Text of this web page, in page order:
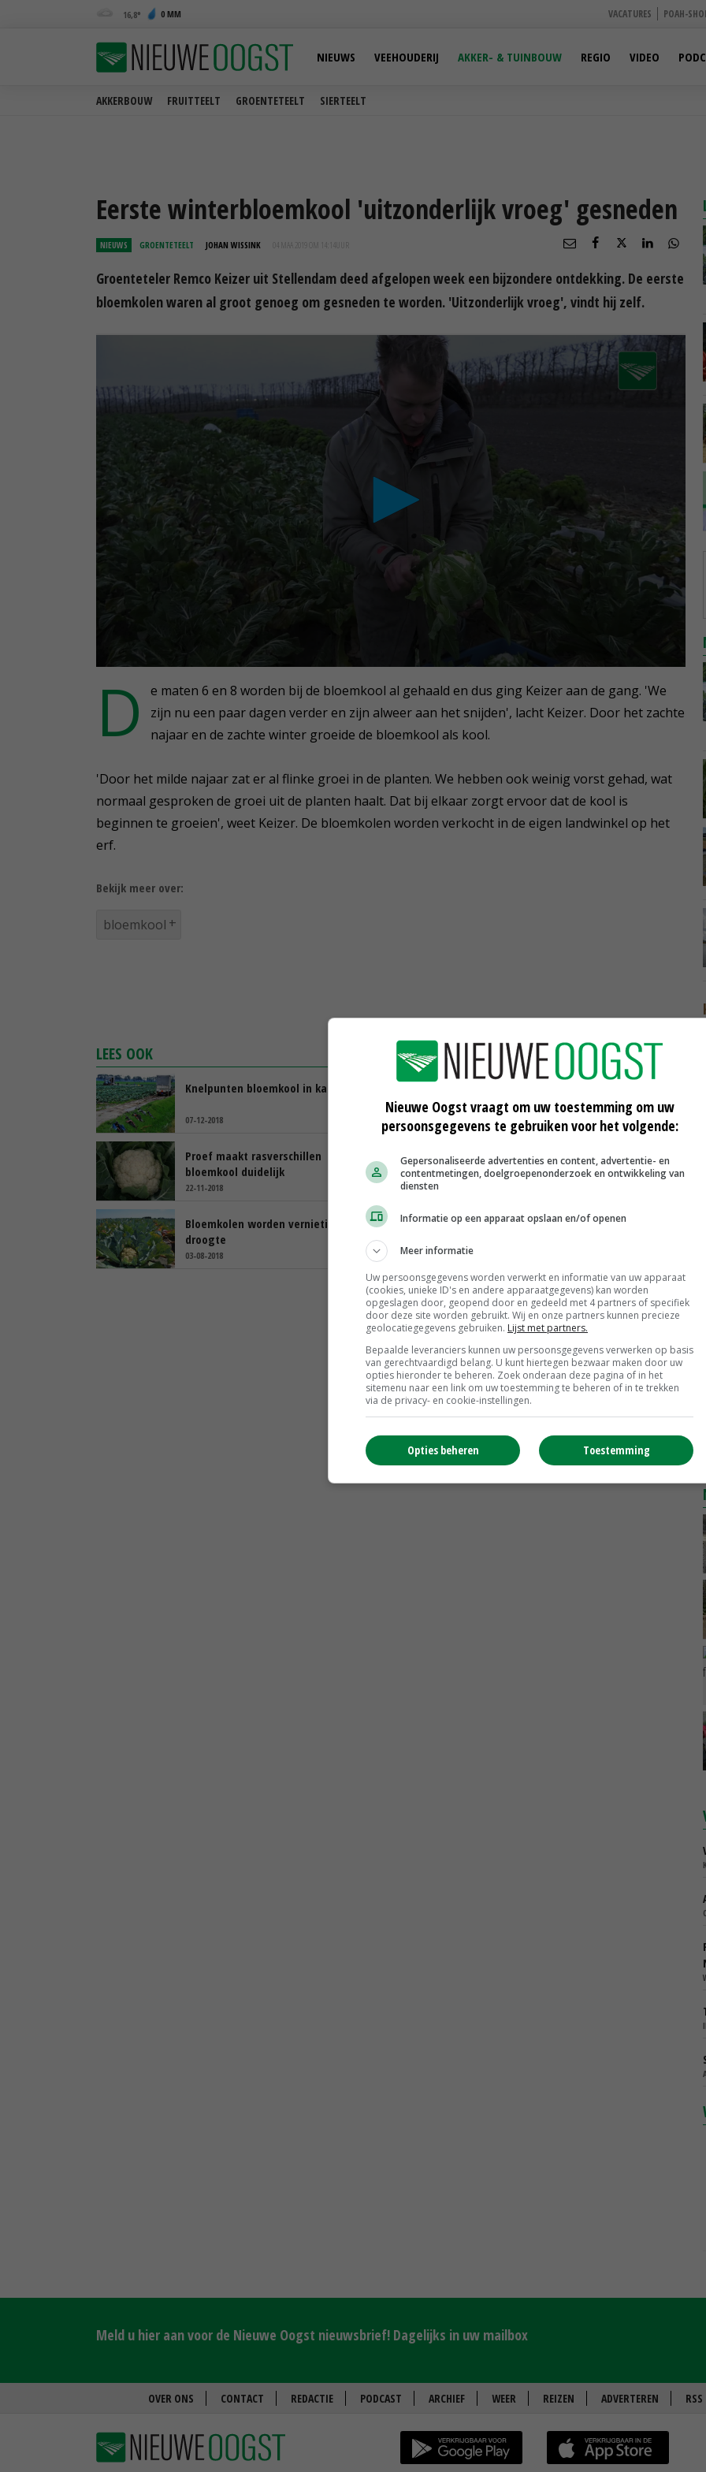
16,8 0 MM VACATURES POAH-
AKKERBOUW FRUITTEELT GROENTETEELT SIERTEELT
NIEUWS VEEHOUDERIJ AKKER- & TUINBOUW REGIO VIDEO
Eerste winterbloemkool 'uitzonderlijk vroeg' gesneden
NIEUWS GROENTETEELT JOHAN WISSINK 04 MAA 2019 OM 14:14
Groenteteler Remco Keizer uit Stellendam deed afgelopen week een bijzondere ontdekking. De eerste
bloemkolen waren al groot genoeg om gesneden te worden. 'Uitzonderlijk vroeg', vindt hij zelf.
minute,
41
D
e maten 6 en 8 worden bij de bloemkool al gehaald en dus ging Keizer aan de gang. 'We
zijn nu een paar dagen verder en zijn alweer aan het snijden', lacht Keizer. Door het zachte
najaar en de zachte winter groeide de bloemkool als kool.
'Door het milde najaar zat er al flinke groei in de planten. We hebben ook weinig vorst gehad, wat
normaal gesproken de groei uit de planten haalt. Dat bij elkaar zorgt ervoor dat de kool is
beginnen te groeien', weet Keizer. De bloemkolen worden verkocht in de eigen landwinkel op het
erf.
Bekijk meer over:
bloemkool
LEES OOK
Knelpunten bloemkool in kaart
07-12-2018
markt
23-11-2018
Proef maakt rasverschillen
bloemkool duidelijk
22-11-2018
Meer variatie in aanbod van broccoli
Bloemkolen worden vernietigd door
droogte
03-08-2018
Gezonde krapte op bloemkoolmarkt
Meld u hier aan voor de Nieuwe Oogst nieuwsbrief! Dagelijks in uw mailbox
OVER ONS CONTACT REDACTIE PODCAST ARCHIEF WEER REIZEN ADVERTEREN RSS
Nieuwe Oogst vraagt om uw toestemming om uw
persoonsgegevens te gebruiken voor het volgende:
Gepersonaliseerde advertenties en content, advertentie- en
contentmetingen, doelgroepenonderzoek en ontwikkeling van
diensten
Informatie op een apparaat opslaan en/of openen
Meer informatie
Uw persoonsgegevens worden verwerkt en informatie van uw apparaat
(cookies, unieke ID's en andere apparaatgegevens) kan worden
opgeslagen door, geopend door en gedeeld met 4 partners of specifiek
door deze site worden gebruikt. Wij en onze partners kunnen precieze
geolocatiegegevens gebruiken. Lijst met partners.
Bepaalde leveranciers kunnen uw persoonsgegevens verwerken op basis
van gerechtvaardigd belang. U kunt hiertegen bezwaar maken door uw
opties hieronder te beheren. Zoek onderaan deze pagina of in het
sitemenu naar een link om uw toestemming te beheren of in te trekken
via de privacy- en cookie-instellingen.
Toestemming
Opties beheren